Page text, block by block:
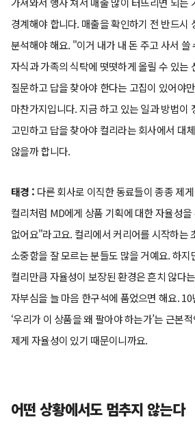
경계해야 합니다. 매출을 확인하기 전 반드시
분석해야 해요. "이거 내가 내 돈 주고 사서 쓸
자식과 가족의 식탁에 떳떳하게 올릴 수 있는
질문하고 답을 찾아야 한다는 고집이 있어야
마찬가지입니다. 지금 하고 있는 일과 방법이
고민하고 답을 찾아야 컬리라는 회사에서 대
않을까 합니다.
태경 : 다른 회사로 이직한 동료들이 종종 제
컬리처럼 MD에게 상품 기획에 대한 자율성
없어요"라고요. 컬리에서 커리어를 시작하는
소중함을 잘 모르는 분들도 많을 거예요. 하지
컬리만큼 자율성이 보장된 환경은 흔치 않다
자부심을 늘 마음 한구석에 품었으면 해요.
‘우리가 이 상품을 왜 팔아야 하는가’는 근본
제게 자율성이 있기 때문이니까요.
어떤 상황에서도 멈추지 않는다